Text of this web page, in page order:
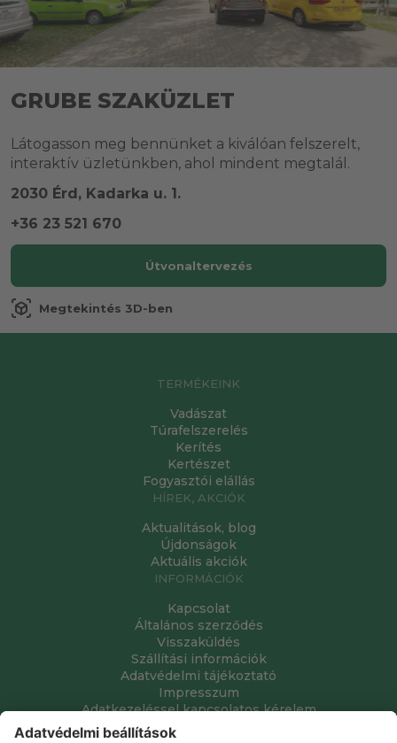
GRUBE SZAKÜZLET
Látogasson meg bennünket a kiválóan felszerelt,
interaktív üzletünkben, ahol mindent megtalál.
2030 Érd, Kadarka u. 1.
+36 23 521 670
Útvonaltervezés
view_in_ar Megtekintés 3D-ben
TERMÉKEINK
Vadászat
Túrafelszerelés
Kerítés
Kertészet
Fogyasztói elállás
HÍREK, AKCIÓK
Aktualitások, blog
Újdonságok
Aktuális akciók
INFORMÁCIÓK
Kapcsolat
Általános szerződés
Visszaküldés
Szállítási információk
Adatvédelmi tájékoztató
Impresszum
Adatkezeléssel kapcsolatos kérelem